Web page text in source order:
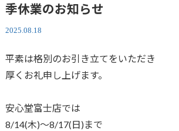
季休業のお知らせ
2025.08.18
平素は格別のお引き立てをいただき
厚くお礼申し上げます。
安心堂富士店では
8/14(木)～8/17(日)まで